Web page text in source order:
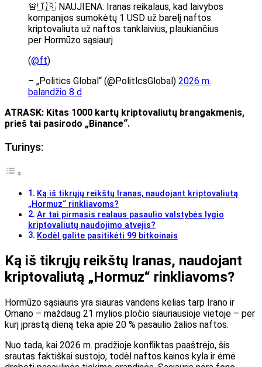
🚨🇮🇷 NAUJIENA: Iranas reikalaus, kad laivybos
kompanijos sumokėtų 1 USD už barelį naftos
kriptovaliuta už naftos tanklaivius, plaukiančius
per Hormūzo sąsiaurį
(@ft)
– „Politics Global“ (@PolitlcsGlobal) 2026 m.
balandžio 8 d
ATRASK: Kitas 1000 kartų kriptovaliutų brangakmenis,
prieš tai pasirodo „Binance“.
Turinys:
Ką iš tikrųjų reikštų Iranas, naudojant kriptovaliutą
„Hormuz“ rinkliavoms?
Ar tai pirmasis realaus pasaulio valstybės lygio
kriptovaliutų naudojimo atvejis?
Kodėl galite pasitikėti 99 bitkoinais
Ką iš tikrųjų reikštų Iranas, naudojant
kriptovaliutą „Hormuz“ rinkliavoms?
Hormūzo sąsiauris yra siauras vandens kelias tarp Irano ir
Omano – maždaug 21 mylios pločio siauriausioje vietoje – per
kurį įprastą dieną teka apie 20 % pasaulio žalios naftos.
Nuo tada, kai 2026 m. pradžioje konfliktas paaštrėjo, šis
srautas faktiškai sustojo, todėl naftos kainos kyla ir ėmė